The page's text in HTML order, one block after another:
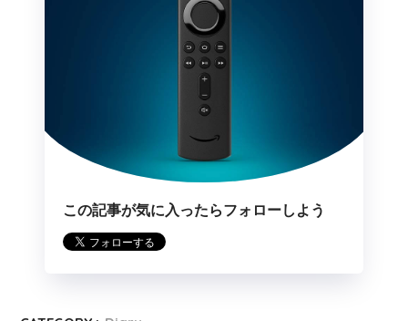
この記事が気に入ったらフォローしよう